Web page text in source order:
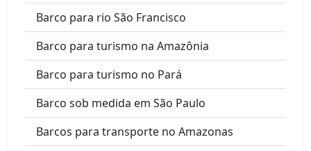
Barco para rio São Francisco
Barco para turismo na Amazônia
Barco para turismo no Pará
Barco sob medida em São Paulo
Barcos para transporte no Amazonas